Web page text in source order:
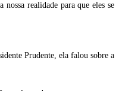
realidade para que eles se
Prudente, ela falou sobre a